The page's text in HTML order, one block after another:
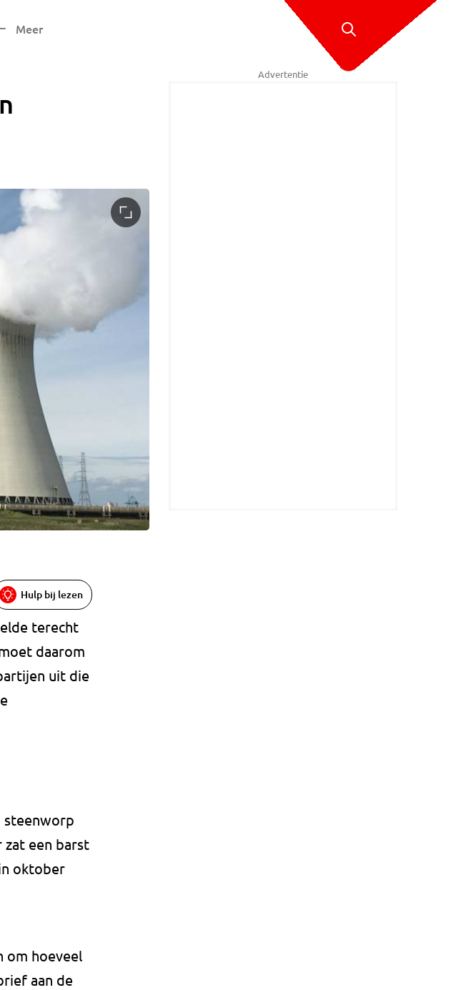
Meer
Hulp bij lezen
terecht
daarom
uit die
steenworp
zat een barst
oktober
om hoeveel
aan de
Advertentie